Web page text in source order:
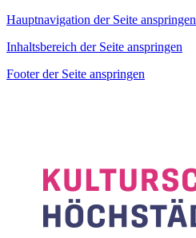
Hauptnavigation der Seite anspringen
Inhaltsbereich der Seite anspringen
Footer der Seite anspringen